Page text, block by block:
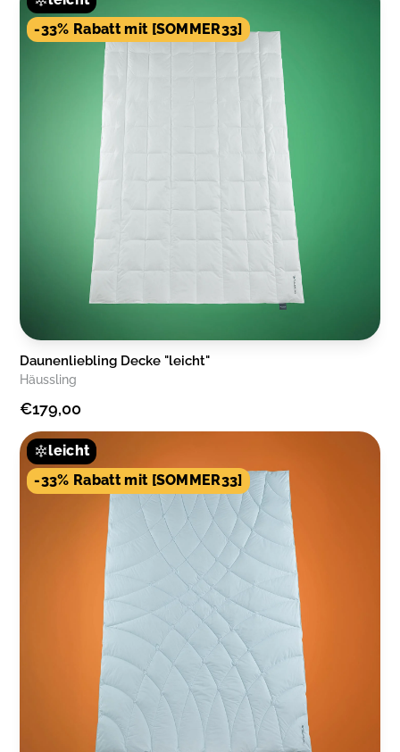
-33% Rabatt mit [SOMMER33]
Daunenliebling Decke "leicht"
Häussling
€179,00
leicht
-33% Rabatt mit [SOMMER33]